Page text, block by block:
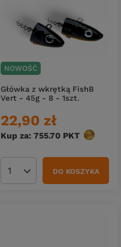
NOWOŚĆ
Główka z wkrętką FishB
Vert - 45g - 8 - 1szt.
22,90 zł
Kup za: 755.70 PKT punktów
Ilość produktówDO KOSZYKA